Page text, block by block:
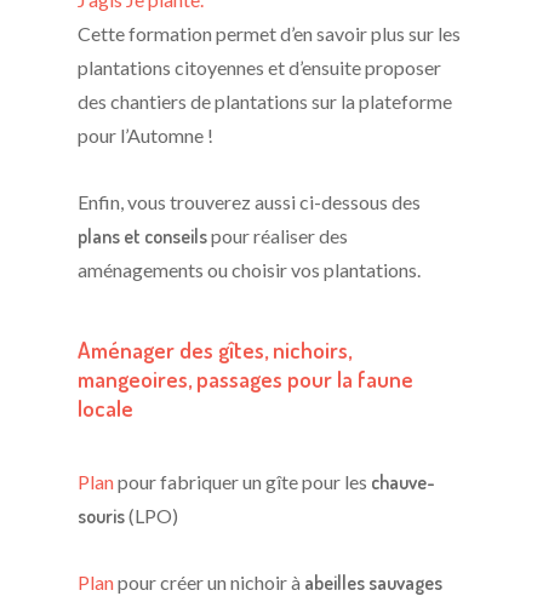
Cette formation permet d’en savoir plus sur les
plantations citoyennes et d’ensuite proposer
des chantiers de plantations sur la plateforme
pour l’Automne !
Enfin, vous trouverez aussi ci-dessous des
plans et conseilspour réaliser des
aménagements ou choisir vos plantations.
Aménager des gîtes, nichoirs,
mangeoires, passages pour la faune
locale
Planpour fabriquer un gîte pour les chauve-
souris(LPO)
Planpour créer un nichoir à abeilles sauvages